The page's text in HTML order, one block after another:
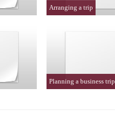
Arranging a trip
Planning a business trip